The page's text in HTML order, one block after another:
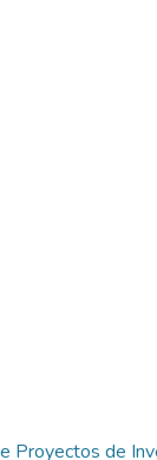
Proyectos de